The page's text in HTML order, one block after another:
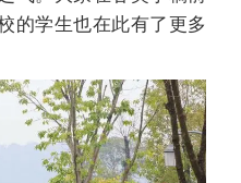
的学生也在此有了更多